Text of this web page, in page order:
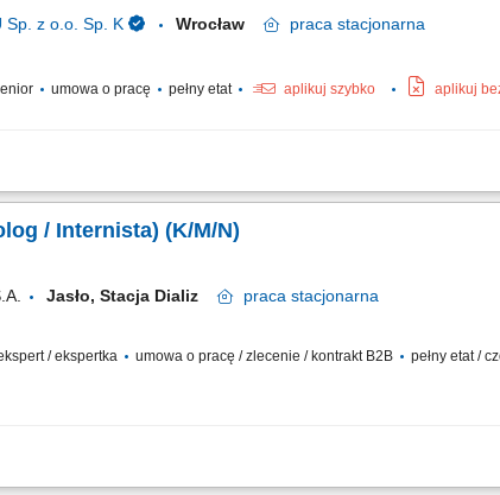
Sp. z o.o. Sp. K Wrocław praca stacjonarna
umowa o pracę pełny etat aplikuj szybko aplikuj
nieruchomości komercyjnych. Tworzenie projektów wynajmu dla
/ Internista) (K/M/N)
Jasło, Stacja Dializ praca stacjonarna
/ ekspertka umowa o pracę / zlecenie / kontrakt B2B pełny etat /
pacjentów z niewydolnością nerek oraz prowadzenie terapii